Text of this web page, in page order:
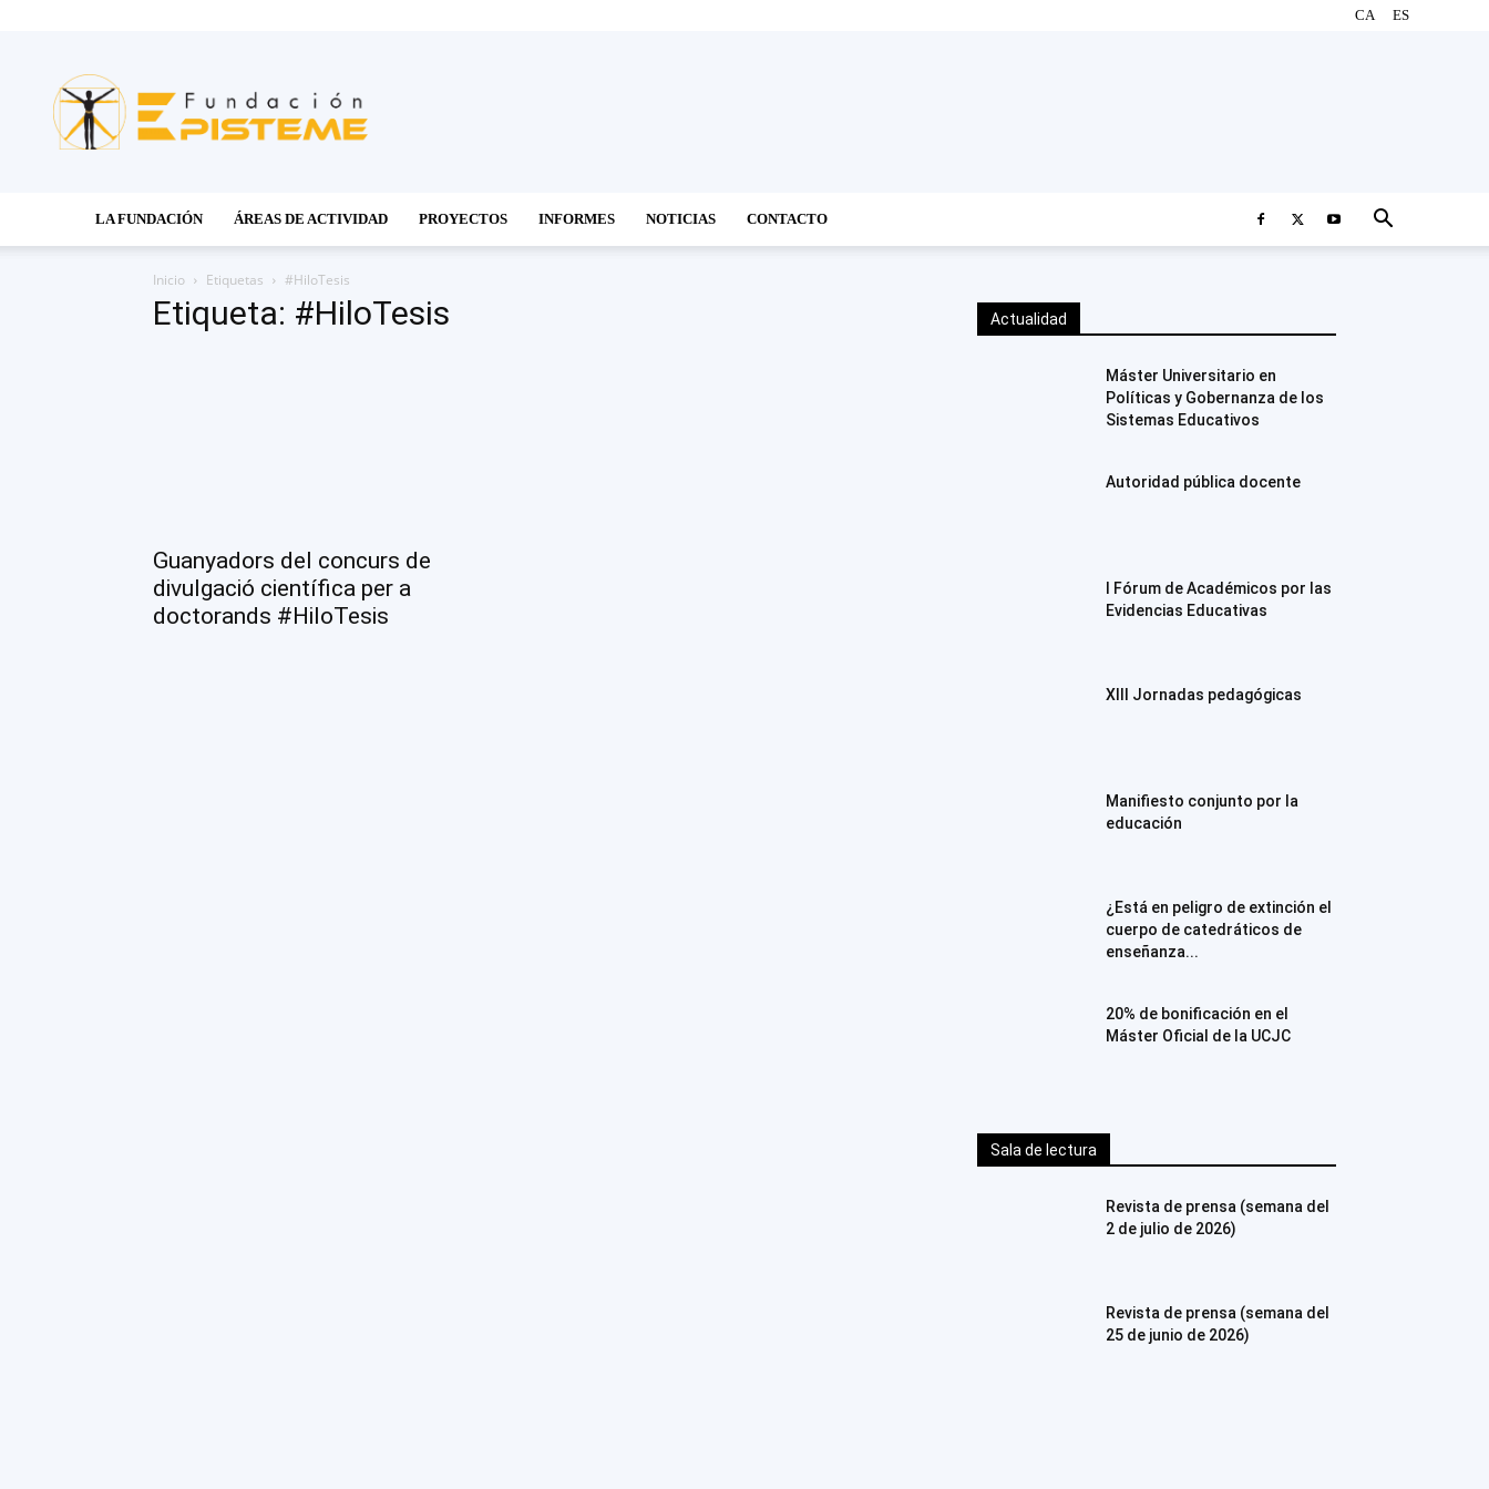
CA ES
Episteme
LA FUNDACIÓN ÁREAS DE ACTIVIDAD PROYECTOS INFORMES NOTICIAS CONTACTO
Inicio Etiquetas #HiloTesis
Etiqueta: #HiloTesis
Guanyadors del concurs de
divulgació científica per a
doctorands #HiloTesis
Actualidad
Máster Universitario en
Políticas y Gobernanza de los
Sistemas Educativos
Autoridad pública docente
I Fórum de Académicos por las
Evidencias Educativas
XIII Jornadas pedagógicas
Manifiesto conjunto por la
educación
¿Está en peligro de extinción el
cuerpo de catedráticos de
enseñanza...
20% de bonificación en el
Máster Oficial de la UCJC
Sala de lectura
Revista de prensa (semana del
2 de julio de 2026)
Revista de prensa (semana del
25 de junio de 2026)